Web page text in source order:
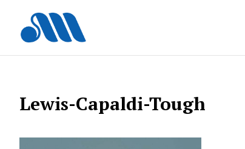
Lewis-Capaldi-Tough